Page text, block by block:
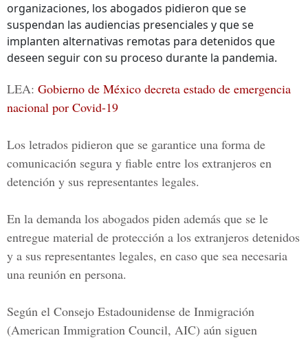
organizaciones, los abogados pidieron que se
suspendan las audiencias presenciales y que se
implanten alternativas remotas para detenidos que
deseen seguir con su proceso durante la pandemia.
LEA: Gobierno de México decreta estado de emergencia
nacional por Covid-19
Los letrados pidieron que se garantice una forma de
comunicación segura y fiable entre los extranjeros en
detención y sus representantes legales.
En la demanda los abogados piden además que se le
entregue material de protección a los extranjeros detenidos
y a sus representantes legales, en caso que sea necesaria
una reunión en persona.
Según el Consejo Estadounidense de Inmigración
(American Immigration Council, AIC) aún siguen